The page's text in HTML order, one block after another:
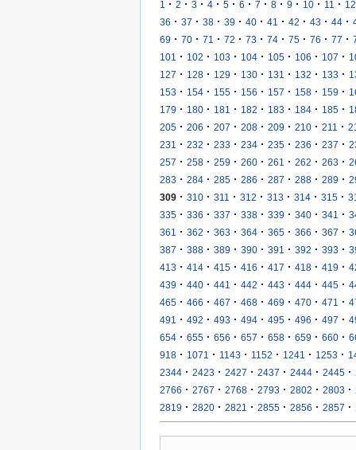
1 · 2 · 3 · 4 · 5 · 6 · 7 · 8 · 9 · 10 · 11 · 12
36 · 37 · 38 · 39 · 40 · 41 · 42 · 43 · 44 ·
69 · 70 · 71 · 72 · 73 · 74 · 75 · 76 · 77 ·
101
· 102 · 103 · 104 · 105 · 106 · 107 ·
127 · 128 · 129 · 130 · 131 · 132 · 133 ·
153 · 154 · 155 · 156 · 157 · 158 · 159 ·
179 · 180 · 181 · 182 · 183 · 184 · 185 ·
205 · 206 · 207 · 208 · 209 · 210 · 211 ·
231
· 232 · 233 · 234 · 235 · 236 · 237 ·
257 · 258 · 259 · 260 · 261 · 262 · 263 ·
283 · 284 · 285 · 286 · 287 · 288 · 289 ·
309 · 310 · 311 · 312 · 313 · 314 · 315 ·
335 · 336 · 337 · 338 · 339 · 340 · 341 ·
361
· 362 · 363 · 364 · 365 · 366 · 367 ·
387 · 388 · 389 · 390 · 391 · 392 · 393 ·
413 · 414 · 415 · 416 · 417 · 418 · 419 ·
439 · 440 · 441 · 442 · 443 · 444 · 445 ·
465 · 466 · 467 · 468 · 469 · 470 · 471 ·
491
· 492 · 493 · 494 · 495 · 496 · 497 ·
654 · 655 · 656 · 657 · 658 · 659 · 660 ·
918 · 1071 · 1143 · 1152 · 1241 · 1253 ·
2344 · 2423 · 2427 · 2437 · 2444 · 2445 ·
2766 · 2767 · 2768 · 2793 · 2802 · 2803 ·
2819 · 2820 · 2821 · 2855 · 2856 · 2857 ·